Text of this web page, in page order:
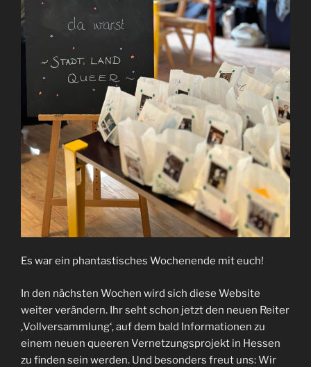
Es war ein phantastisches Wochenende mit euch!
In den nächsten Wochen wird sich diese Website
weiter verändern. Ihr seht schon jetzt den neuen Reiter
‚Vollversammlung‘, auf dem bald Informationen zu
einem neuen queeren Vernetzungsprojekt in Hessen
zu finden sein werden. Und besonders freut uns: Wir